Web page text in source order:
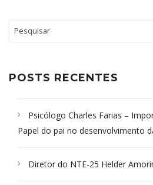
POSTS RECENTES
Psicólogo Charles Farias –
Papel do pai no desenvolvimento
Diretor do NTE-25 Helder